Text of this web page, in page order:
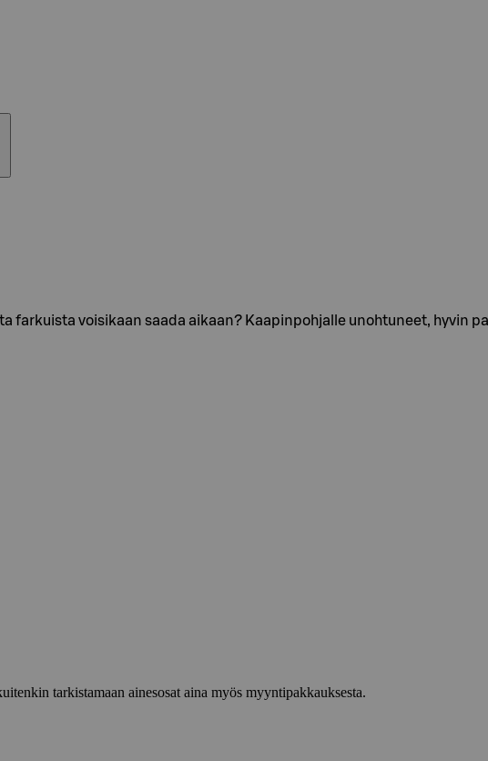
farkuista voisikaan saada aikaan? Kaapinpohjalle unohtuneet, hyvin
tarkistamaan ainesosat aina myös myyntipakkauksesta.